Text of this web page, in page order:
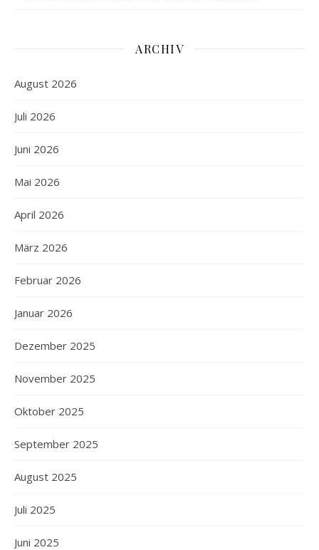
ARCHIV
August 2026
Juli 2026
Juni 2026
Mai 2026
April 2026
März 2026
Februar 2026
Januar 2026
Dezember 2025
November 2025
Oktober 2025
September 2025
August 2025
Juli 2025
Juni 2025